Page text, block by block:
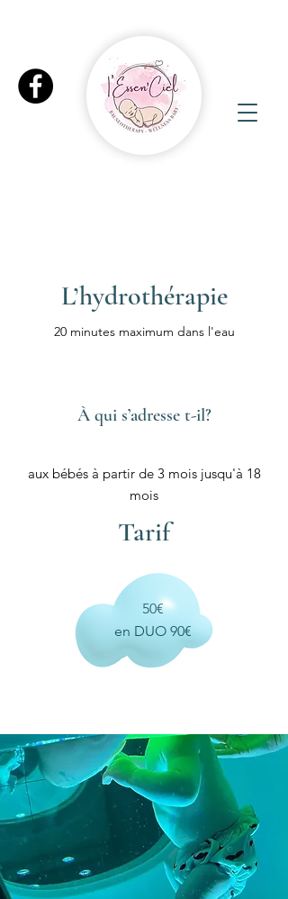
L’hydrothérapie
20 minutes maximum dans l'eau
À qui s’adresse t-il?
aux bébés à partir de 3 mois jusqu'à 18
mois
Tarif
50€
en DUO 90€